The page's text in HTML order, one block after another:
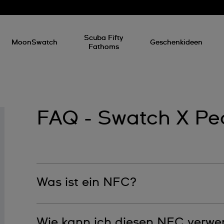
MoonSwatch
Scuba Fifty
Fathoms
Geschenkideen
FAQ - Swatch X
Was ist ein NFC?
Zugriff auf die besonderen Überraschung